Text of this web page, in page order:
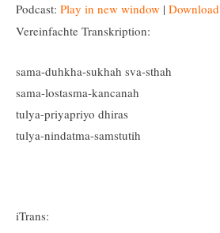
Podcast: Play in new window | Download
Vereinfachte Transkription:
sama-duhkha-sukhah sva-sthah
sama-lostasma-kancanah
tulya-priyapriyo dhiras
tulya-nindatma-samstutih
iTrans: